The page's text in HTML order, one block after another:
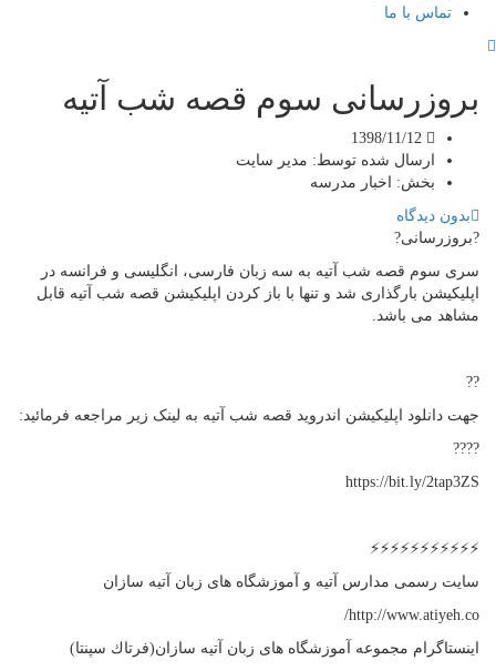
تماس با ما
بروزرسانی سوم قصه شب آتیه
ارسال شده توسط: مدیر سایت
بخش:
اخبار مدرسه
بدون دیدگاه
?بروزرسانی?
سری سوم قصه شب آتیه به سه زبان فارسی، انگلیسی و فرانسه در
اپلیکیشن بارگذاری شد و تنها با باز کردن اپلیکیشن قصه شب آتیه قابل
مشاهد می باشد.
??
جهت دانلود اپلیکیشن اندروید قصه شب آتیه به لینک زیر مراجعه فرمائید:
????
https://bit.ly/2tap3ZS
⚡⚡⚡⚡⚡⚡⚡⚡⚡⚡⚡
سايت رسمى مدارس آتیه و آموزشگاه های زبان آتيه سازان
http://www.atiyeh.co/
اينستاگرام مجموعه آموزشگاه هاى زبان آتيه سازان(فرتاك سپنتا)